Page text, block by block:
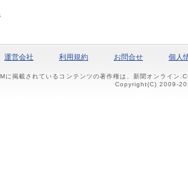
運営会社 利用規約 お問合せ 個人
に掲載されているコンテンツの著作権は、新聞オンライン
Copyright(C) 2009-